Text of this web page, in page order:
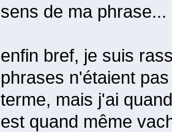
sens de ma phrase...
enfin bref, je suis
phrases n'étaient
terme, mais j'ai
est quand même